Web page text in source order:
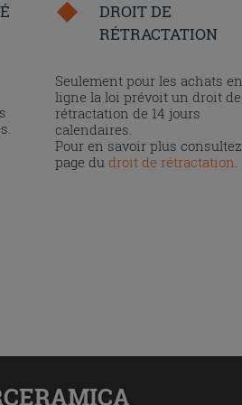
DROIT DE
RÉTRACTATION
Seulement pour les achats
ligne la loi prévoit un droit de
rétractation de 14 jours
calendaires.
Pour en savoir plus
page dudroit de rétractation